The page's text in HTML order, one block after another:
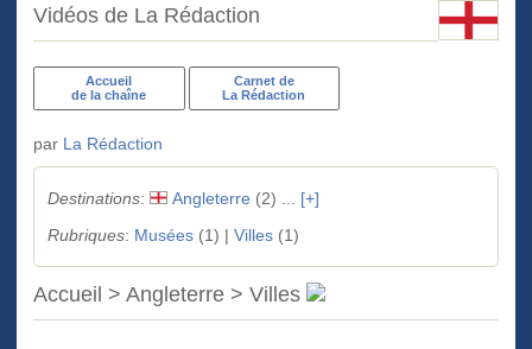
Vidéos de La Rédaction
Accueil
de la chaîne
Carnet de
La Rédaction
par La Rédaction
Destinations: Angleterre (2) ... [+]
Rubriques: Musées(1) | Villes(1)
Accueil > Angleterre > Villes